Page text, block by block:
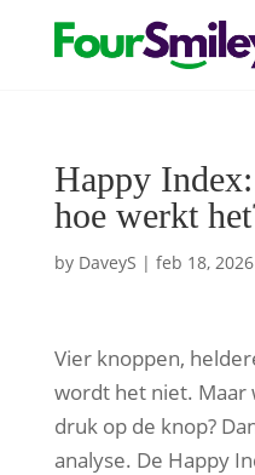
Happy
hoe werkt
by DaveyS | feb 18, 2026
Vier knoppen,
wordt het niet. Maar
druk op de knop?
analyse. De Happy